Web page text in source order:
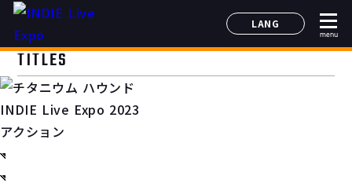
LANG
日本語
menu
TITLES
INDIE Live Expo 2023
アクション